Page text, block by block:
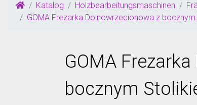
Katalog Holzbearbeitungsmaschinen
GOMA Frezarka Dolnowrzecionowa z
GOMA
bocznym